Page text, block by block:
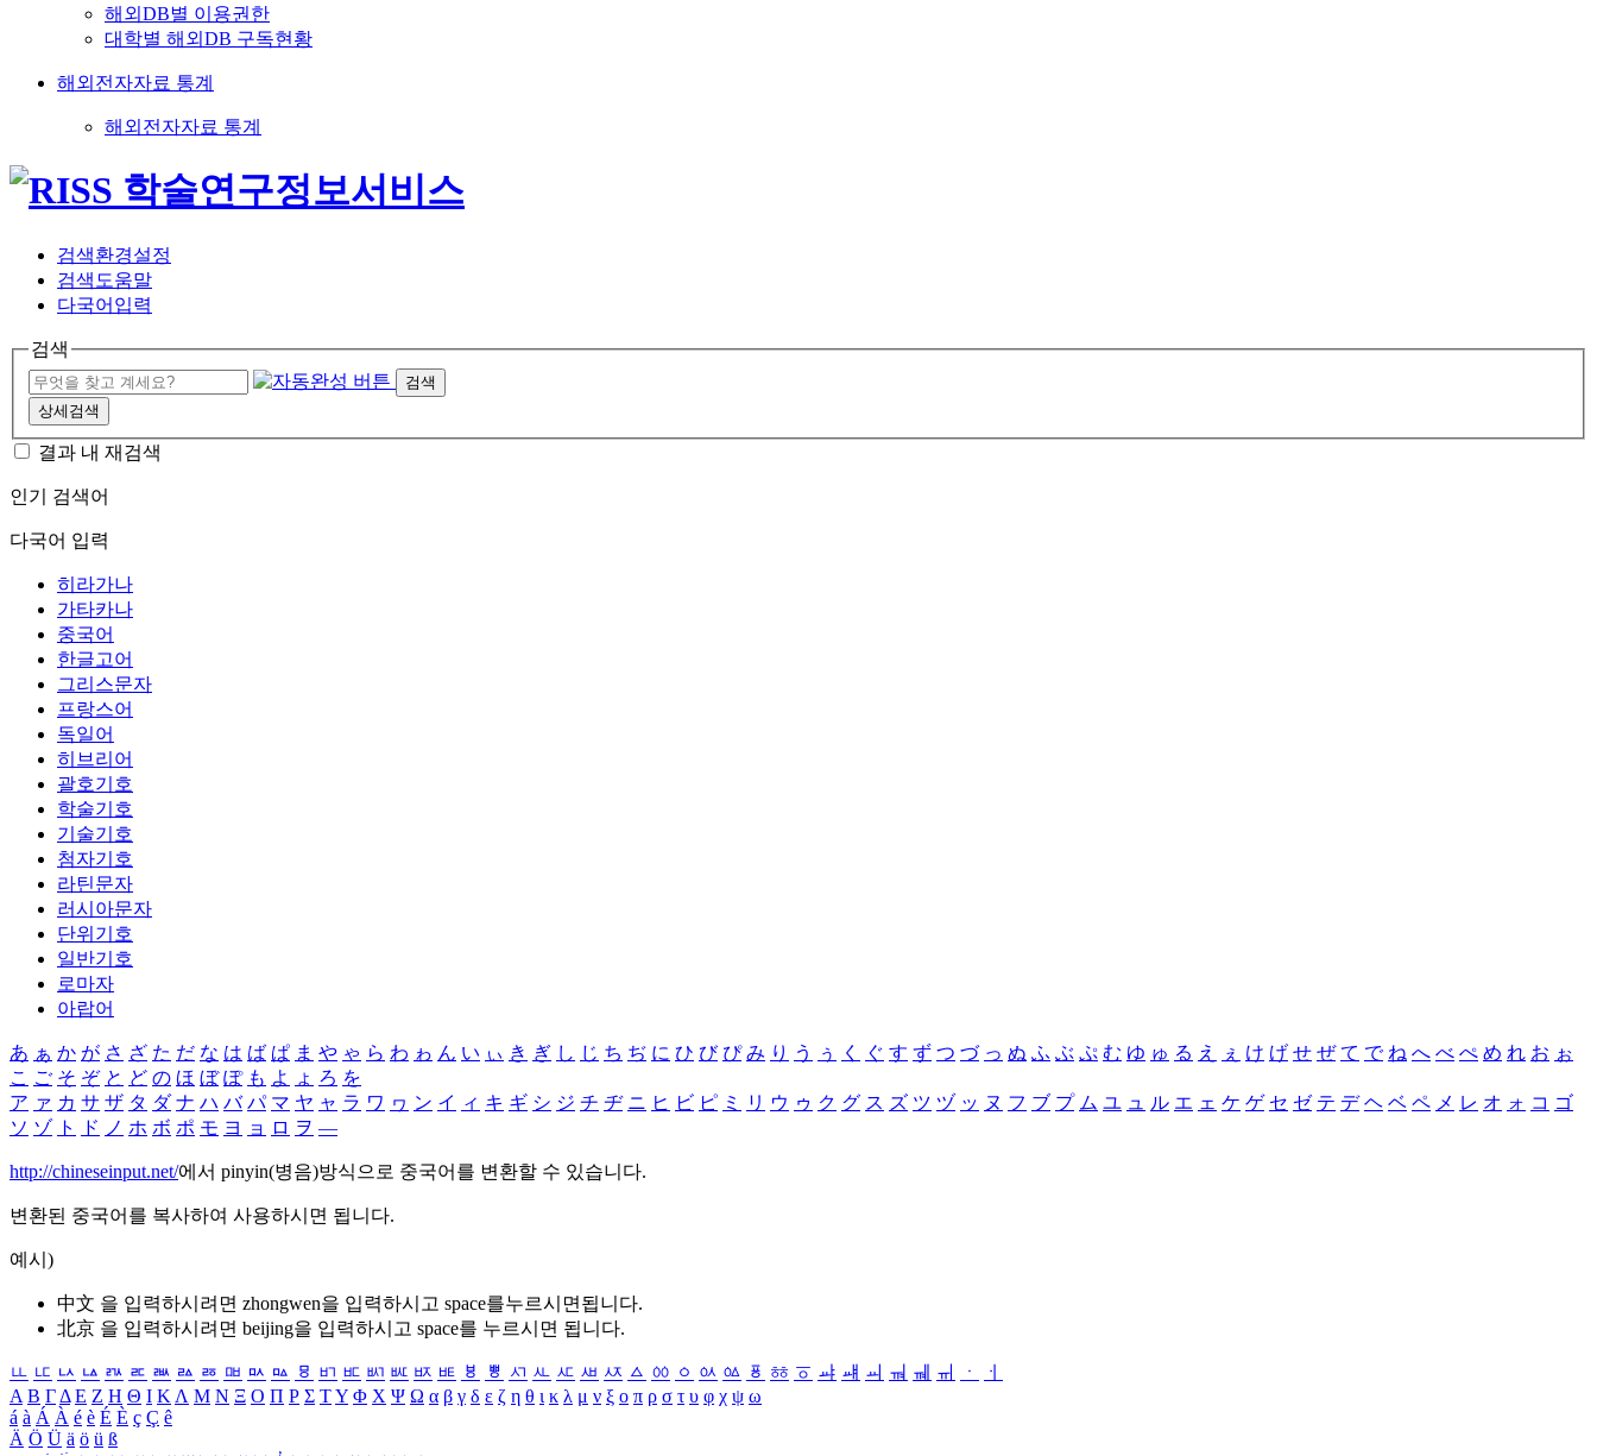
해외DB별 이용권한
대학별 해외DB 구독현황
해외전자자료 통계
해외전자자료 통계
검색환경설정
검색도움말
다국어입력
검색
검색
상세검색
결과 내 재검색
인기 검색어
다국어 입력
히라가나
가타카나
중국어
한글고어
그리스문자
프랑스어
독일어
히브리어
괄호기호
학술기호
기술기호
첨자기호
라틴문자
러시아문자
단위기호
일반기호
로마자
아랍어
あ ぁ か が さ ざ た だ な は ば ぱ ま や ゃ ら わ ゎ ん い ぃ き ぎ し じ ち ぢ に ひ び ぴ み り う ぅ く ぐ す ず つ づ っ ぬ ふ ぶ ぷ む ゆ ゅ る え ぇ け げ せ ぜ て で ね へ べ ぺ め れ お ぉ
こ ご そ ぞ と ど の ほ ぼ ぽ も よ ょ ろ を
ア ァ カ サ ザ タ ダ ナ ハ バ パ マ ヤ ャ ラ ワ ヮ ン イ ィ キ ギ シ ジ チ ヂ ニ ヒ ビ ピ ミ リ ウ ゥ ク グ ス ズ ツ ヅ ッ ヌ フ ブ プ ム ユ ュ ル エ ェ ケ ゲ セ ゼ テ デ ヘ ベ ペ メ レ オ ォ コ ゴ
ソ ゾ ト ド ノ ホ ボ ポ モ ヨ ョ ロ ヲ ―
http://chineseinput.net/에서 pinyin(병음)방식으로 중국어를 변환할 수 있습니다.
변환된 중국어를 복사하여 사용하시면 됩니다.
예시)
中文 을 입력하시려면 zhongwen을 입력하시고 space를누르시면됩니다.
北京 을 입력하시려면 beijing을 입력하시고 space를 누르시면 됩니다.
ㅥ ㅦ ㅧ ㅨ ㅩ ㅪ ㅫ ㅬ ㅭ ㅮ ㅯ ㅰ ㅱ ㅲ ㅳ ㅴ ㅵ ㅶ ㅷ ㅸ ㅹ ㅺ ㅻ ㅼ ㅽ ㅾ ㅿ ㆀ ㆁ ㆂ ㆃ ㆄ ㆅ ㆆ ㆇ ㆈ ㆉ ㆊ ㆋ ㆌ ㆍ
ㆎ
Α Β ΓΔ Ε Ζ Η Θ Ι ΚΛ Μ Ν Ξ Ο Π Ρ Σ ΤΥ Φ Χ Ψ Ω α β γ δ ε ζ η θ ι κ λ μ ν ξ ο π ρ σ τ υ φ χ ψ ω
á à Á À é è É È ç Ç ê
Ä Ö Ü ä ö ü ß